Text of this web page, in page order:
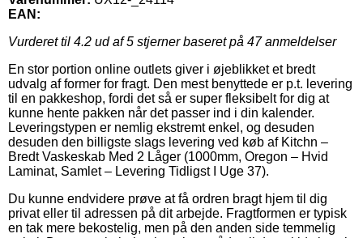
EAN:
Vurderet til 4.2 ud af 5 stjerner baseret på 47anmeldelser
En stor portion online outlets giver i øjeblikket et bredt
udvalg af former for fragt. Den mest benyttede er p.t. levering
til en pakkeshop, fordi det så er super fleksibelt for dig at
kunne hente pakken når det passer ind i din kalender.
Leveringstypen er nemlig ekstremt enkel, og desuden
desuden den billigste slags levering ved køb af Kitchn –
Bredt Vaskeskab Med 2 Låger (1000mm, Oregon – Hvid
Laminat, Samlet – Levering Tidligst I Uge 37).
Du kunne endvidere prøve at få ordren bragt hjem til dig
privat eller til adressen på dit arbejde. Fragtformen er typisk
en tak mere bekostelig, men på den anden side temmelig